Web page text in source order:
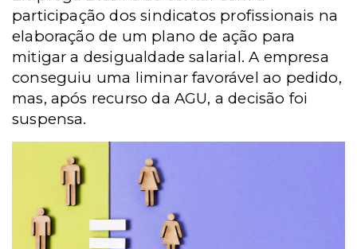
participação dos sindicatos profissionais na
elaboração de um plano de ação para
mitigar a desigualdade salarial. A empresa
conseguiu uma liminar favorável ao pedido,
mas, após recurso da AGU, a decisão foi
suspensa.